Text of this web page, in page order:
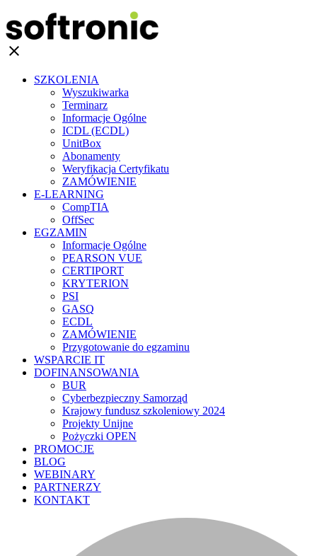
clear
SZKOLENIA
Wyszukiwarka
Terminarz
Informacje Ogólne
ICDL (ECDL)
UnitBox
Abonamenty
Weryfikacja Certyfikatu
ZAMÓWIENIE
E-LEARNING
CompTIA
OffSec
EGZAMIN
Informacje Ogólne
PEARSON VUE
CERTIPORT
KRYTERION
PSI
GASQ
ECDL
ZAMÓWIENIE
Przygotowanie do egzaminu
WSPARCIE IT
DOFINANSOWANIA
BUR
Cyberbezpieczny Samorząd
Krajowy fundusz szkoleniowy 2024
Projekty Unijne
Pożyczki OPEN
PROMOCJE
BLOG
WEBINARY
PARTNERZY
KONTAKT